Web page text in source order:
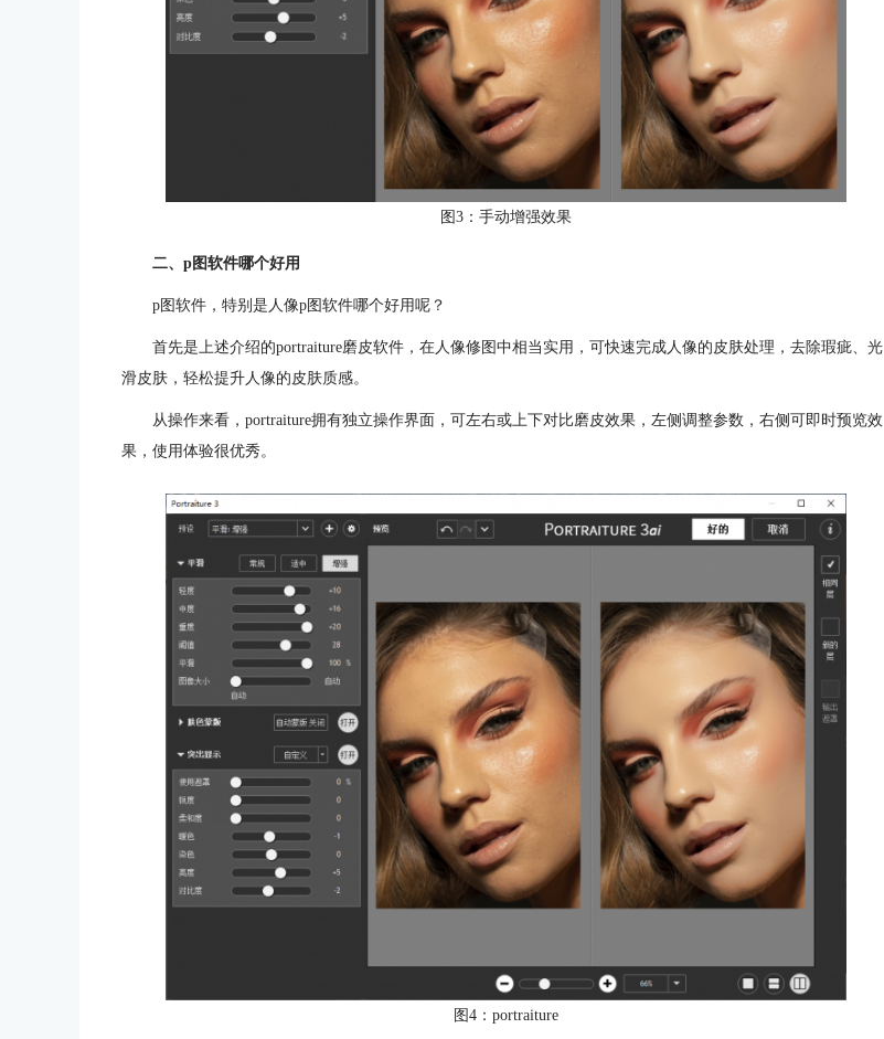
图3：手动增强效果
二、p图软件哪个好用
p图软件，特别是人像p图软件哪个好用呢？
首先是上述介绍的portraiture磨皮软件，在人像修图中相当实用，可快速完成人像的皮肤处理，去除瑕疵、光
滑皮肤，轻松提升人像的皮肤质感。
从操作来看，portraiture拥有独立操作界面，可左右或上下对比磨皮效果，左侧调整参数，右侧可即时预览效
果，使用体验很优秀。
图4：portraiture